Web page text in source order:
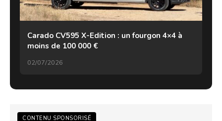
Carado CV595 X-Edition : un fourgon 4×4 à
moins de 100 000 €
02/07/2026
CONTENU SPONSORISÉ